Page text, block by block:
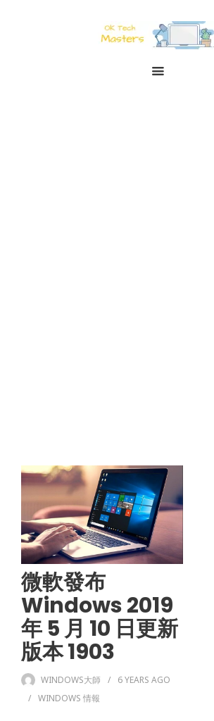
微軟發布
Windows 2019
年 5 月 10 日更新
版本 1903
WINDOWS大師 6 YEARS AGO
WINDOWS 情報